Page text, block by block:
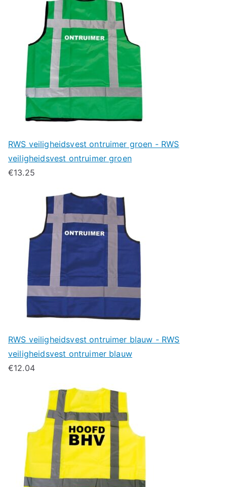
RWS veiligheidsvest ontruimer groen - RWS
veiligheidsvest ontruimer groen
€13.25
RWS veiligheidsvest ontruimer blauw - RWS
veiligheidsvest ontruimer blauw
€12.04